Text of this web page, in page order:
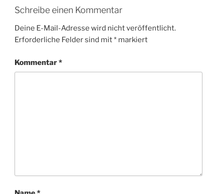
Schreibe einen Kommentar
Deine E-Mail-Adresse wird nicht veröffentlicht.
Erforderliche Felder sind mit* markiert
Kommentar*